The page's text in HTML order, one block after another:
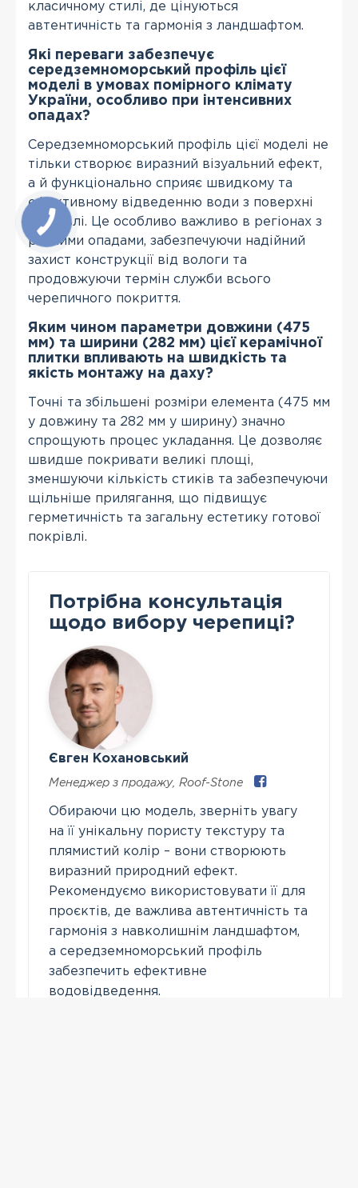
класичному стилі, де цінуються
автентичність та гармонія з ландшафтом.
Які переваги забезпечує
середземноморський профіль цієї
моделі в умовах помірного клімату
України, особливо при інтенсивних
опадах?
Середземноморський профіль цієї моделі не
тільки створює виразний візуальний ефект,
а й функціонально сприяє швидкому та
ефективному відведенню води з поверхні
покрівлі. Це особливо важливо в регіонах з
рясними опадами, забезпечуючи надійний
захист конструкції від вологи та
продовжуючи термін служби всього
черепичного покриття.
Яким чином параметри довжини (475
мм) та ширини (282 мм) цієї керамічної
плитки впливають на швидкість та
якість монтажу на даху?
Точні та збільшені розміри елемента (475 мм
у довжину та 282 мм у ширину) значно
спрощують процес укладання. Це дозволяє
швидше покривати великі площі,
зменшуючи кількість стиків та забезпечуючи
щільніше прилягання, що підвищує
герметичність та загальну естетику готової
покрівлі.
Потрібна консультація
щодо вибору черепиці?
Євген Кохановський
Менеджер з продажу, Roof-Stone
Обираючи цю модель, зверніть увагу
на її унікальну пористу текстуру та
плямистий колір – вони створюють
виразний природний ефект.
Рекомендуємо використовувати її для
проєктів, де важлива автентичність та
гармонія з навколишнім ландшафтом,
а середземноморський профіль
забезпечить ефективне
водовідведення.